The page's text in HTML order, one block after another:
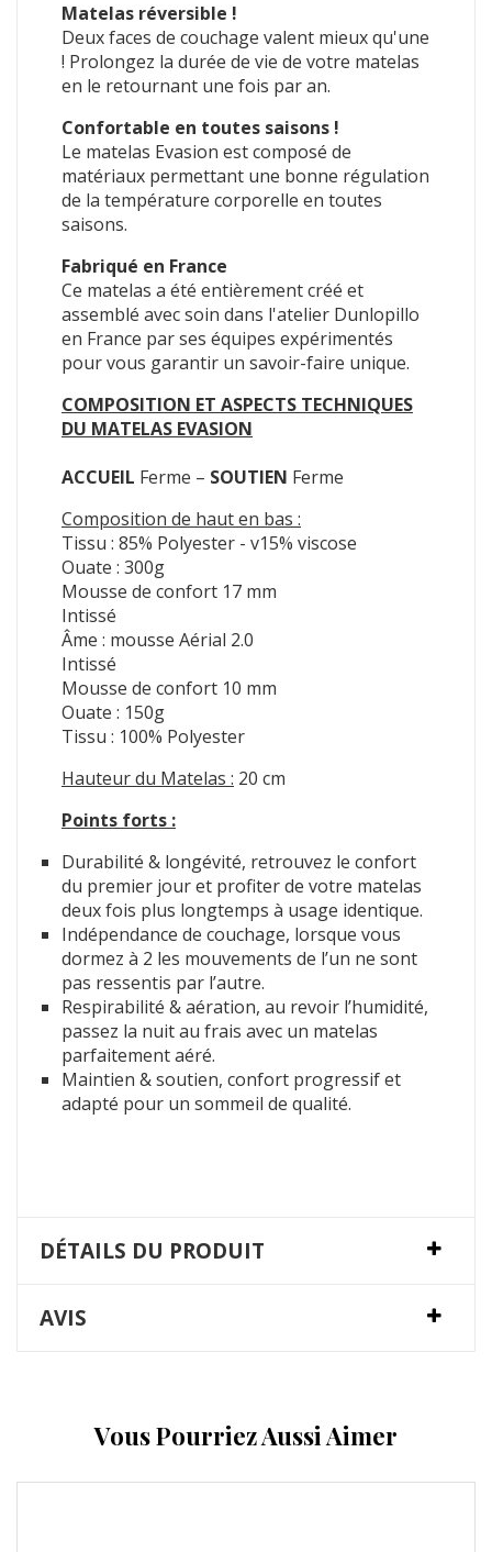
Matelas réversible !
Deux faces de couchage valent mieux qu'une
! Prolongez la durée de vie de votre matelas
en le retournant une fois par an.
Confortable en toutes saisons !
Le matelas Evasion est composé de
matériaux permettant une bonne régulation
de la température corporelle en toutes
saisons.
Fabriqué en France
Ce matelas a été entièrement créé et
assemblé avec soin dans l'atelier Dunlopillo
en France par ses équipes expérimentés
pour vous garantir un savoir-faire unique.
COMPOSITION ET ASPECTS TECHNIQUES
DU MATELAS EVASION
ACCUEIL Ferme – SOUTIEN Ferme
Composition de haut en bas :
Tissu : 85% Polyester - v15% viscose
Ouate : 300g
Mousse de confort 17 mm
Intissé
Âme : mousse Aérial 2.0
Intissé
Mousse de confort 10 mm
Ouate : 150g
Tissu : 100% Polyester
Hauteur du Matelas : 20 cm
Points forts :
Durabilité & longévité, retrouvez le confort
du premier jour et profiter de votre matelas
deux fois plus longtemps à usage identique.
Indépendance de couchage, lorsque vous
dormez à 2 les mouvements de l’un ne sont
pas ressentis par l’autre.
Respirabilité & aération, au revoir l’humidité,
passez la nuit au frais avec un matelas
parfaitement aéré.
Maintien & soutien, confort progressif et
adapté pour un sommeil de qualité.
DÉTAILS DU PRODUIT
AVIS
Vous Pourriez Aussi Aimer